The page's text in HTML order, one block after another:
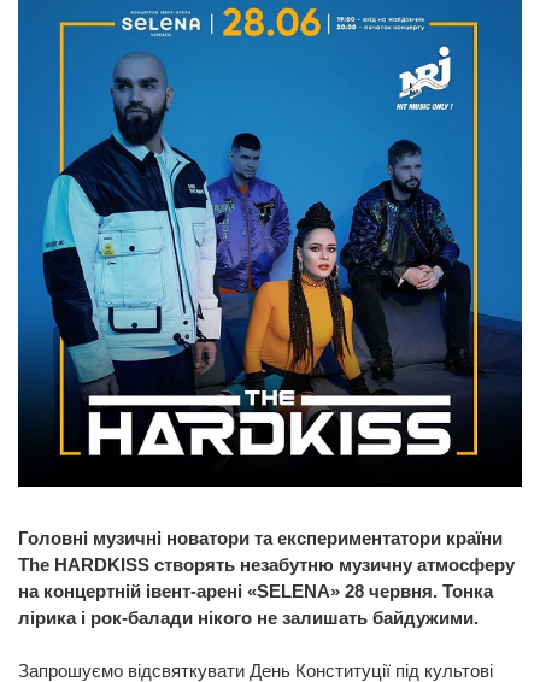
Головні музичні новатори та експериментатори країни
The HARDKISS створять незабутню музичну атмосферу
на концертній івент-арені «SELENA» 28 червня. Тонка
лірика і рок-балади нікого не залишать байдужими.
Запрошуємо відсвяткувати День Конституції під культові